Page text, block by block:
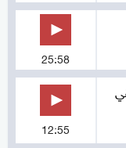
25:58
12:55